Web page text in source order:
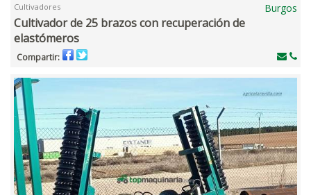
Cultivadores Burgos
Cultivador de 25 brazos con recuperación de
elastómeros
Compartir: